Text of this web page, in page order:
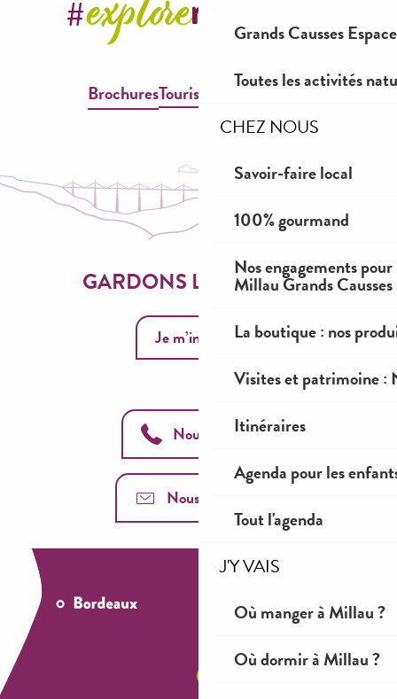
Grands Causses
Toutes les activités
CHEZ NOUS
Savoir-faire local
100% gourmand
Nos engagements
Millau Grands Causses
La boutique : nos
Visites et patrimoine :
Itinéraires
Agenda pour les
Tout l'agenda
J'Y VAIS
Où manger à Millau ?
Où dormir à Millau ?
BrochuresTourisme & Handicap
GARDONS LE CONTACT
Je m’inscris
Nous appeler
Nous contacter